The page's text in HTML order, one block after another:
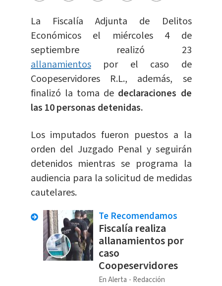
La Fiscalía Adjunta de Delitos
Económicos el miércoles 4 de
septiembre realizó 23
allanamientos
por el caso de
Coopeservidores R.L., además, se
finalizó la toma de declaraciones de
las 10 personas detenidas.
Los imputados fueron puestos a la
orden del Juzgado Penal y seguirán
detenidos mientras se programa la
audiencia para la solicitud de medidas
cautelares.
Te Recomendamos
Fiscalía realiza
allanamientos por
caso
Coopeservidores
En Alerta
Redacción